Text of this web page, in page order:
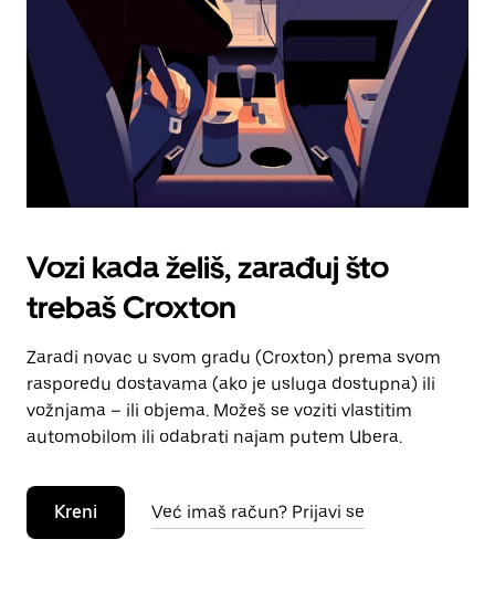
kalendara.
Vozi kada želiš, zarađuj što
trebaš Croxton
Zaradi novac u svom gradu (Croxton) prema svom
rasporedu dostavama (ako je usluga dostupna) ili
vožnjama – ili objema. Možeš se voziti vlastitim
automobilom ili odabrati najam putem Ubera.
Kreni Već imaš račun? Prijavi se